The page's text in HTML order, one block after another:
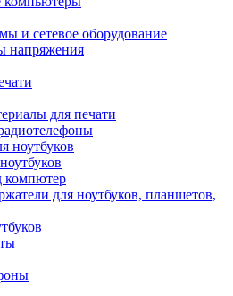
и сетевое оборудование
напряжения
для печати
ноутбуков
компютер
для ноутбуков, планшетов,